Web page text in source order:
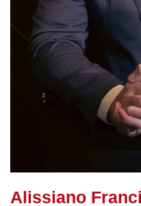
Alissiano